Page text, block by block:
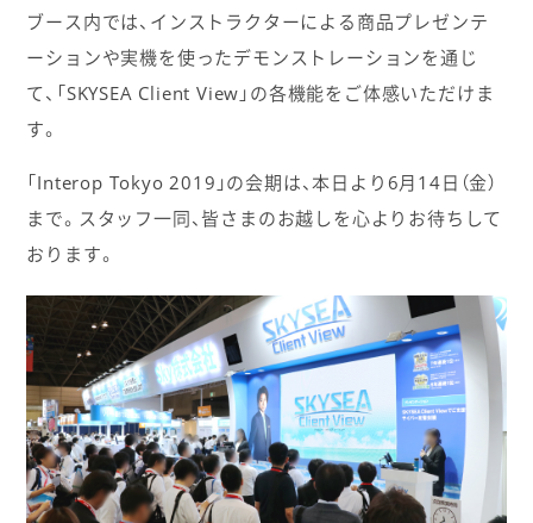
ブース内では、インストラクターによる商品プレゼンテ
ーションや実機を使ったデモンストレーションを通じ
て、「SKYSEA Client View」の各機能をご体感いただけま
す。
「Interop Tokyo 2019」の会期は、本日より6月14日（金）
まで。スタッフ一同、皆さまのお越しを心よりお待ちして
おります。